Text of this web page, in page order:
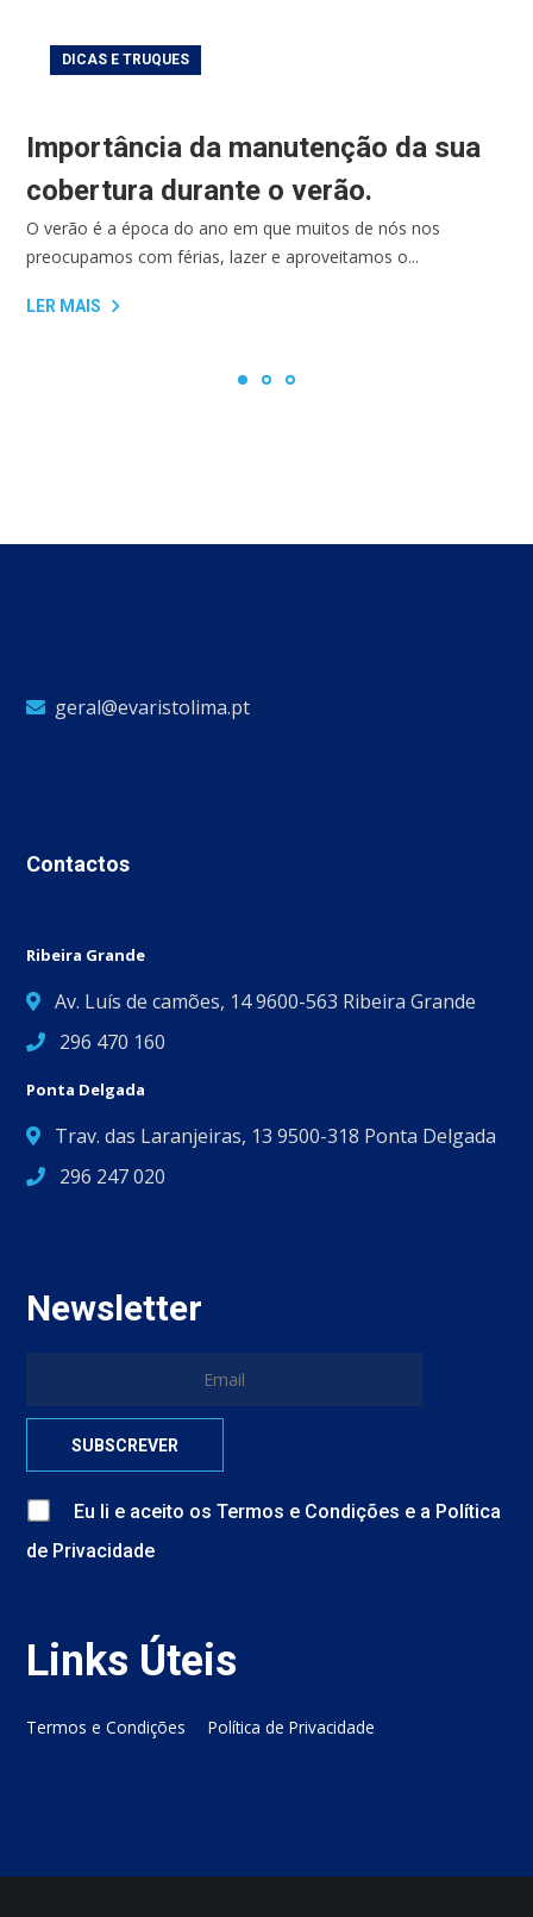
DICAS E TRUQUES
Importância da manutenção da sua
cobertura durante o verão.
O verão é a época do ano em que muitos de nós nos
preocupamos com férias, lazer e aproveitamos o...
LER MAIS
geral@evaristolima.pt
Contactos
Ribeira Grande
Av. Luís de camões, 14 9600-563 Ribeira Grande
296 470 160
Ponta Delgada
Trav. das Laranjeiras, 13 9500-318 Ponta Delgada
296 247 020
Newsletter
Eu li e aceito osTermos e Condições e a Política
de Privacidade
Links Úteis
Termos e Condições Política de Privacidade